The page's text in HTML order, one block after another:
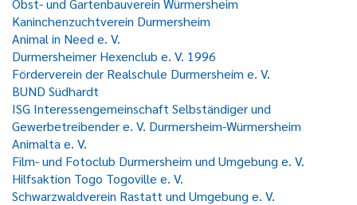
Obst- und Gartenbauverein Würmersheim
Kaninchenzuchtverein Durmersheim
Animal in Need e. V.
Durmersheimer Hexenclub e. V. 1996
Förderverein der Realschule Durmersheim e. V.
BUND Südhardt
ISG Interessengemeinschaft Selbständiger und
Gewerbetreibender e. V. Durmersheim-Würmersheim
Animalta e. V.
Film- und Fotoclub Durmersheim und Umgebung e. V.
Hilfsaktion Togo Togoville e. V.
Schwarzwaldverein Rastatt und Umgebung e. V.